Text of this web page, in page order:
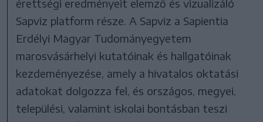
érettségi eredményeit elemző és vizualizáló
Sapviz platform része. A Sapviz a Sapientia
Erdélyi Magyar Tudományegyetem
marosvásárhelyi kutatóinak és hallgatóinak
kezdeményezése, amely a hivatalos oktatási
adatokat dolgozza fel, és országos, megyei,
települési, valamint iskolai bontásban teszi